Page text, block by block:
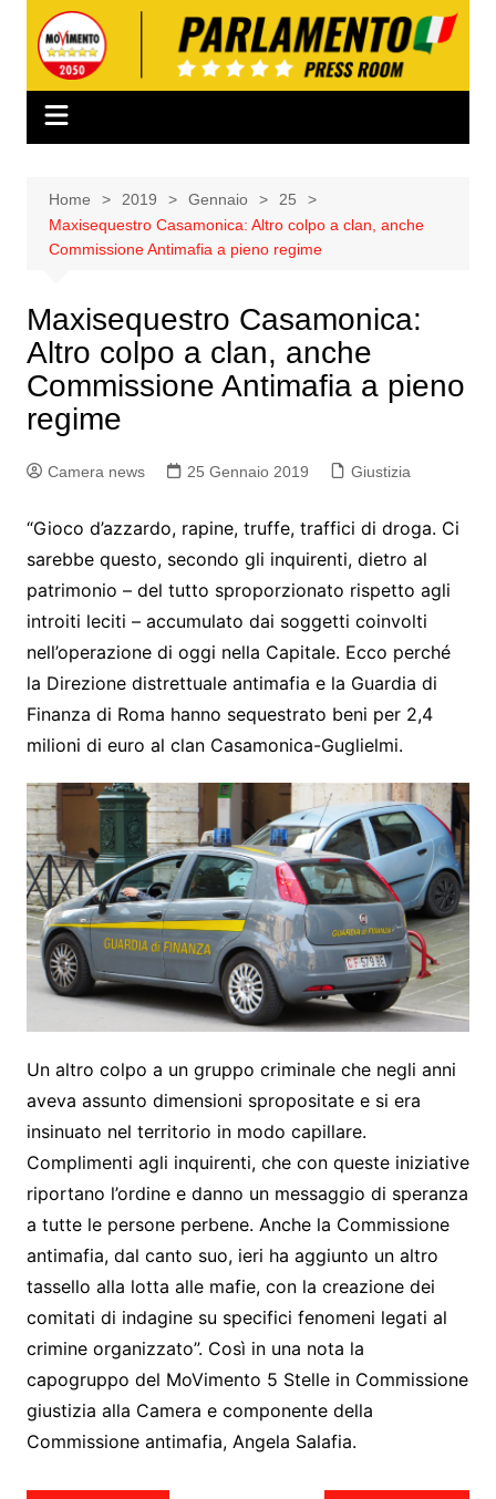
contenuto
Home 2019 Gennaio
25
Maxisequestro Casamonica: Altro colpo a clan, anche
Commissione Antimafia a pieno regime
Maxisequestro Casamonica:
Altro colpo a clan, anche
Commissione Antimafia a pieno
regime
Camera news 25 Gennaio 2019 Giustizia
“Gioco d’azzardo, rapine, truffe, traffici di droga. Ci
sarebbe questo, secondo gli inquirenti, dietro al
patrimonio – del tutto sproporzionato rispetto agli
introiti leciti – accumulato dai soggetti coinvolti
nell’operazione di oggi nella Capitale. Ecco perché
la Direzione distrettuale antimafia e la Guardia di
Finanza di Roma hanno sequestrato beni per 2,4
milioni di euro al clan Casamonica-Guglielmi.
Un altro colpo a un gruppo criminale che negli anni
aveva assunto dimensioni spropositate e si era
insinuato nel territorio in modo capillare.
Complimenti agli inquirenti, che con queste iniziative
riportano l’ordine e danno un messaggio di speranza
a tutte le persone perbene. Anche la Commissione
antimafia, dal canto suo, ieri ha aggiunto un altro
tassello alla lotta alle mafie, con la creazione dei
comitati di indagine su specifici fenomeni legati al
crimine organizzato”. Così in una nota la
capogruppo del MoVimento 5 Stelle in Commissione
giustizia alla Camera e componente della
Commissione antimafia, Angela Salafia.